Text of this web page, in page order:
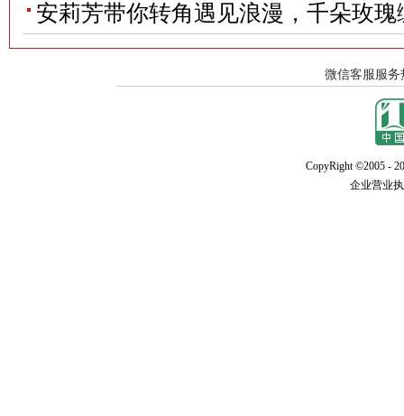
安莉芳带你转角遇见浪漫，千朵玫瑰
CopyRight ©2005 -
企业营业